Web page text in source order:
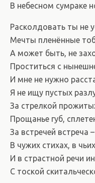
В небесном сумраке
Расколдовать ты не
Мечты пленённые
А может быть, не
Проститься с
И мне не нужно
Я не ищу пустых
За стрелкой
Прощанье губ,
За встречей встреча
В чужих стихах, в
И в страстной речи
С тоской